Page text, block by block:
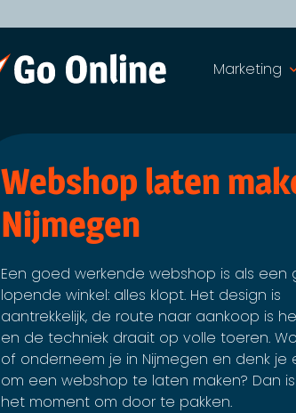
Marketing
Webshop laten
Nijmegen
Een goed werkende webshop is als een
lopende winkel: alles klopt. Het design is
aantrekkelijk, de route naar aankoop is
en de techniek draait op volle toeren.
of onderneem je in Nijmegen en denk je
om een webshop te laten maken? Dan
het moment om door te pakken.